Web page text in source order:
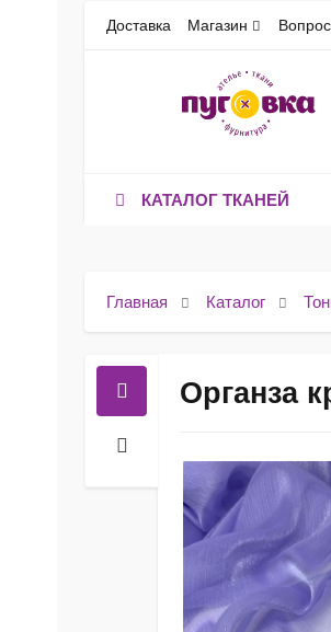
Доставка Магазин
КАТАЛОГ ТКАНЕЙ
Главная Каталог
Органза